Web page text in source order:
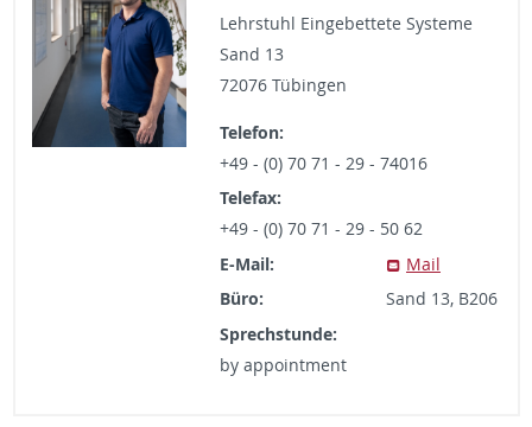
Lehrstuhl Einge­bet­tete Sys­teme
Sand 13
72076 Tübin­gen
Tele­fon
+49 - (0) 70 71 - 29 - 74016
Tele­fax
+49 - (0) 70 71 - 29 - 50 62
E-Mail
Mail
Büro
Sand 13, B206
Sprech­stunde
by ap­point­ment